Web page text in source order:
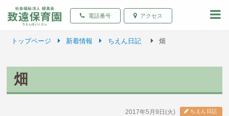
致遠保育園 青森県弘
電話番号 アクセス
トップページ 新着情報 ちえん日記 畑
畑
2017年5月9日(火) ちえん日記